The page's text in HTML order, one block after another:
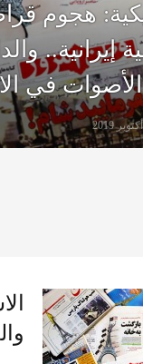
هجوم
إيرانية..
في